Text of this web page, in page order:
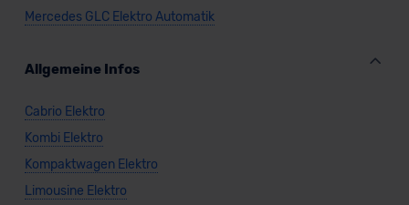
Mercedes GLC Elektro Automatik
Allgemeine Infos
Cabrio Elektro
Kombi Elektro
Kompaktwagen Elektro
Limousine Elektro